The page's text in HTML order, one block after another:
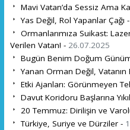
Mavi Vatan’da Sessiz Ama
Yas Değil, Rol Yapanlar Çağı -
Ormanlarımıza Suikast:
Verilen Vatan! - 26.07.2025
Bugün Benim Doğum
Yanan Orman Değil, Vatanın
Etki Ajanları: Görünmeyen
Davut Koridoru Başlarına
20 Temmuz: Dirilişin ve
Türkiye, Suriye ve Dürziler -